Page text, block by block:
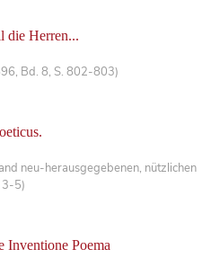
die Herren...
Bd. 8, S. 802-803)
neu-herausgegebenen, nützlichen
3-5)
Inventione Poema